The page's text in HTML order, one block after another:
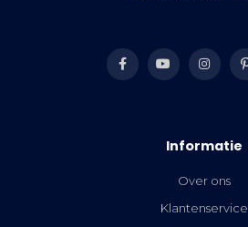
Informatie
Over ons
Klantenservice